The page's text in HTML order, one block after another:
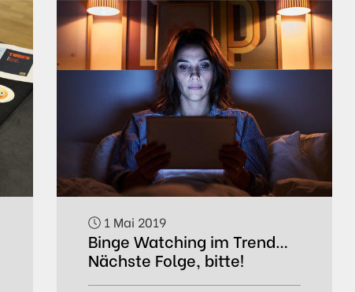
1 Mai 2019
Binge Watching im Trend…
Nächste Folge, bitte!